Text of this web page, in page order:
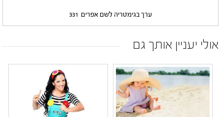
ערך בגימטריה לשם אפרים 331
אולי יעניין אותך גם